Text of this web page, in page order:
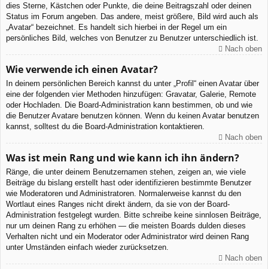
dies Sterne, Kästchen oder Punkte, die deine Beitragszahl oder deinen
Status im Forum angeben. Das andere, meist größere, Bild wird auch als
„Avatar“ bezeichnet. Es handelt sich hierbei in der Regel um ein
persönliches Bild, welches von Benutzer zu Benutzer unterschiedlich ist.
Nach oben
Wie verwende ich einen Avatar?
In deinem persönlichen Bereich kannst du unter „Profil“ einen Avatar über
eine der folgenden vier Methoden hinzufügen: Gravatar, Galerie, Remote
oder Hochladen. Die Board-Administration kann bestimmen, ob und wie
die Benutzer Avatare benutzen können. Wenn du keinen Avatar benutzen
kannst, solltest du die Board-Administration kontaktieren.
Nach oben
Was ist mein Rang und wie kann ich ihn ändern?
Ränge, die unter deinem Benutzernamen stehen, zeigen an, wie viele
Beiträge du bislang erstellt hast oder identifizieren bestimmte Benutzer
wie Moderatoren und Administratoren. Normalerweise kannst du den
Wortlaut eines Ranges nicht direkt ändern, da sie von der Board-
Administration festgelegt wurden. Bitte schreibe keine sinnlosen Beiträge,
nur um deinen Rang zu erhöhen — die meisten Boards dulden dieses
Verhalten nicht und ein Moderator oder Administrator wird deinen Rang
unter Umständen einfach wieder zurücksetzen.
Nach oben